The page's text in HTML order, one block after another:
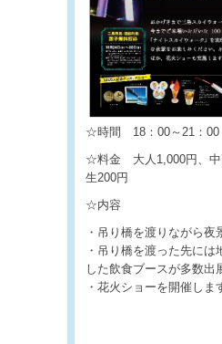
☆時間 18：00～21：00
☆料金 大人1,000円、中
生200円
☆内容
・吊り橋を渡りながら夜
・吊り橋を渡った先には
した飲食ブースが多数出
・花火ショーを開催しま